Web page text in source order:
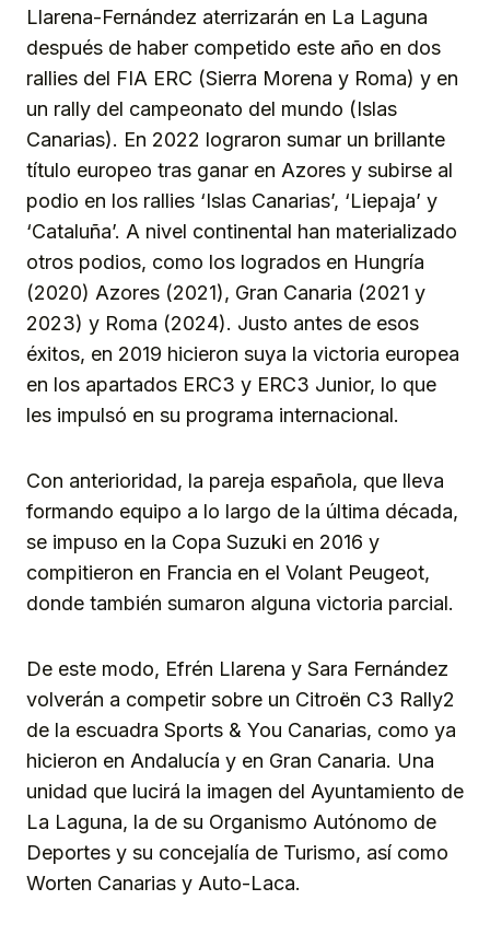
Llarena-Fernández aterrizarán en La Laguna
después de haber competido este año en dos
rallies del FIA ERC (Sierra Morena y Roma) y en
un rally del campeonato del mundo (Islas
Canarias). En 2022 lograron sumar un brillante
título europeo tras ganar en Azores y subirse al
podio en los rallies ‘Islas Canarias’, ‘Liepaja’ y
‘Cataluña’. A nivel continental han materializado
otros podios, como los logrados en Hungría
(2020) Azores (2021), Gran Canaria (2021 y
2023) y Roma (2024). Justo antes de esos
éxitos, en 2019 hicieron suya la victoria europea
en los apartados ERC3 y ERC3 Junior, lo que
les impulsó en su programa internacional.
Con anterioridad, la pareja española, que lleva
formando equipo a lo largo de la última década,
se impuso en la Copa Suzuki en 2016 y
compitieron en Francia en el Volant Peugeot,
donde también sumaron alguna victoria parcial.
De este modo, Efrén Llarena y Sara Fernández
volverán a competir sobre un Citroën C3 Rally2
de la escuadra Sports & You Canarias, como ya
hicieron en Andalucía y en Gran Canaria. Una
unidad que lucirá la imagen del Ayuntamiento de
La Laguna, la de su Organismo Autónomo de
Deportes y su concejalía de Turismo, así como
Worten Canarias y Auto-Laca.